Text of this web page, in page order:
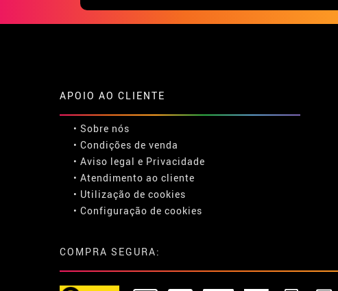
APOIO AO CLIENTE
• Sobre nós
• Condições de venda
• Aviso legal e Privacidade
• Atendimento ao cliente
• Utilização de cookies
• Configuração de cookies
COMPRA SEGURA: